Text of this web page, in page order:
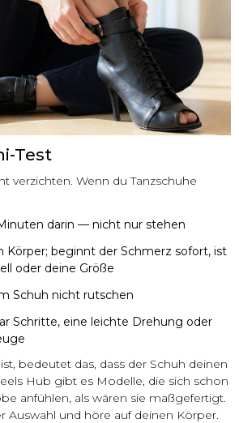
Test
verzichten. Wenn du Tanzschuhe
darin — nicht nur stehen
Körper; beginnt der Schmerz sofort, ist
oder deine Größe
Schuh nicht rutschen
Schritte, eine leichte Drehung oder
bedeutet das, dass der Schuh deinen
Hub gibt es Modelle, die sich schon
anfühlen, als wären sie maßgefertigt.
Auswahl und höre auf deinen Körper.